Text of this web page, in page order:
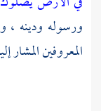
ورسوله ودينه ،
المعروفين المشار